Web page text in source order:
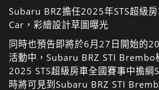
Subaru BRZ擔任2025年STS超級
Car，彩繪設計草圖曝光
同時也預告即將於6月27日開始的
活動中，Subaru BRZ STI Brembo
2025 STS超級房車全國賽事中擔綱
時將可見到Subaru BRZ STI